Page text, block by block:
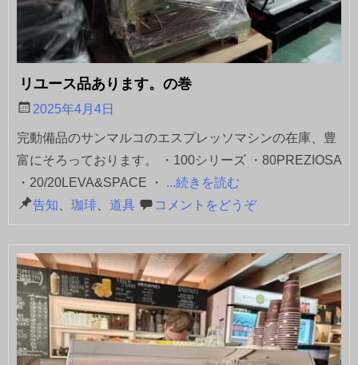
リユース品あります。の巻
2025年4月4日
完動備品のサンマルコのエスプレッソマシンの在庫、豊
富にそろっております。 ・100シリーズ ・80PREZIOSA
・20/20LEVA&SPACE ・ ...続きを読む
告知
珈琲 道具 コメントをどうぞ